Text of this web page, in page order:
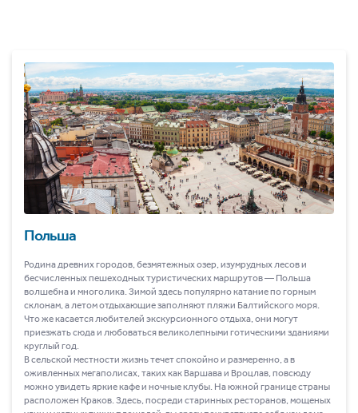
Польша
Родина древних городов, безмятежных озер, изумрудных лесов и
бесчисленных пешеходных туристических маршрутов ― Польша
волшебна и многолика. Зимой здесь популярно катание по горным
склонам, а летом отдыхающие заполняют пляжи Балтийского моря.
Что же касается любителей экскурсионного отдыха, они могут
приезжать сюда и любоваться великолепными готическими зданиями
круглый год.
В сельской местности жизнь течет спокойно и размеренно, а в
оживленных мегаполисах, таких как Варшава и Вроцлав, повсюду
можно увидеть яркие кафе и ночные клубы. На южной границе страны
расположен Краков. Здесь, посреди старинных ресторанов, мощеных